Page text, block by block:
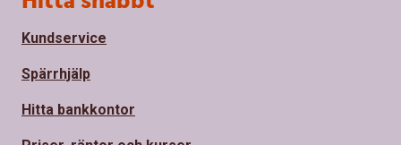
Kundservice
Spärrhjälp
Hitta bankkontor